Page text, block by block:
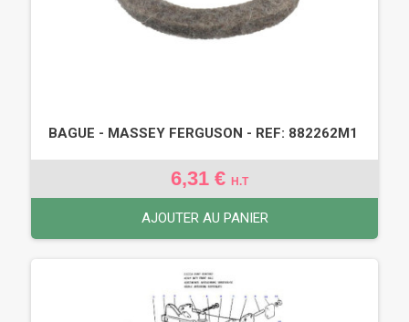
BAGUE - MASSEY FERGUSON - REF: 882262M1
6,31 € H.T
AJOUTER AU PANIER